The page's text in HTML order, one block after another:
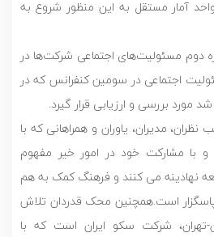
آمار مستقل به این منظور شروع به
دوم مسئولیت‌های اجتماعی شرکت‌ها در
اجتماعی در سومین کنفرانس که در
مدیران، یاوران و همراهانی که با
با مشارکت خود در امور خیر مفهوم
نهادینه می کنند و فرهنگ کمک به هم
است.همچنین محک قدردان تلاش
تهران، شرکت سکو ایران است که با